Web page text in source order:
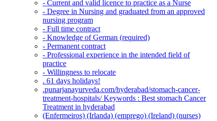
- Current and valid licence to practice as a Nurse
- Degree in Nursing and graduated from an approved
nursing program
- Full time contract
- Knowledge of German (required)
- Permanent contract
- Professional experience in the intended field of
practice
- Willingness to relocate
. 61 days holidays!
.punarjanayurveda.com/hyderabad/stomach-cancer-
treatment-hospitals/ Keywords : Best stomach Cancer
Treatment in hyderabad
(Enfermeiros) (Irlanda) (emprego) (Ireland) (nurses)